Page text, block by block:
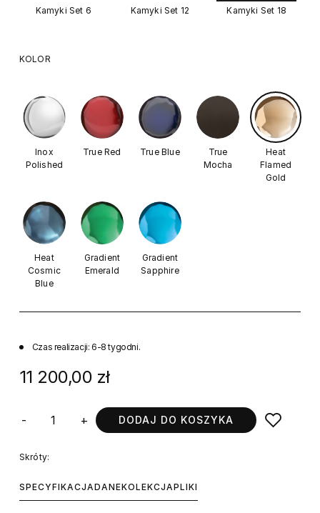
Kamyki Set 6 Kamyki Set 12 Kamyki Set 18
KOLOR
Inox
Polished
True Red True Blue
True
Mocha
Heat
Flamed
Gold
Heat
Cosmic
Blue
Gradient
Emerald
Gradient
Sapphire
Czas realizacji: 6-8 tygodni.
11 200,00 zł
- + DODAJ DO KOSZYKA
Skróty:
SPECYFIKACJADANEKOLEKCJAPLIKI